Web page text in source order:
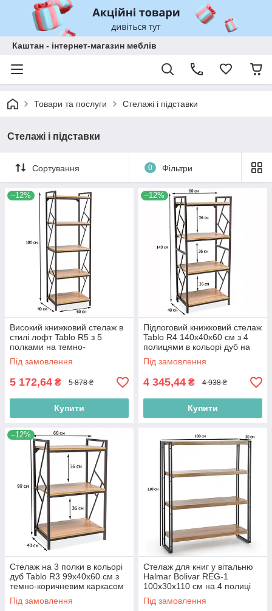
Каштан - інтернет-магазин меблів
Товари та послуги Стелажі і підставки
Стелажі і підставки
Сортування 0 Фільтри
–12%
Високий книжковий стелаж в
стилі лофт Tablo R5 з 5
полками на темно-
коричневому каркасі для
вітальні
Під замовлення
5 172,64 ₴ 5 878 ₴
Купити
–12%
Підлоговий книжковий стелаж
Tablo R4 140х40х60 см з 4
полицями в кольорі дуб на
темно-коричневому каркасі
Під замовлення
4 345,44 ₴ 4 938 ₴
Купити
–12%
Стелаж на 3 полки в кольорі
дуб Tablo R3 99х40х60 см з
темно-коричневим каркасом
для офісу в стилі лофт
Під замовлення
Стелаж для книг у вітальню
Halmar Bolivar REG-1
100х30х110 см на 4 полиці
дуб золотий із чорним
каркасом
Під замовлення